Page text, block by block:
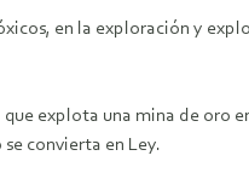
en la exploración y
explota una mina de oro
convierta en Ley.